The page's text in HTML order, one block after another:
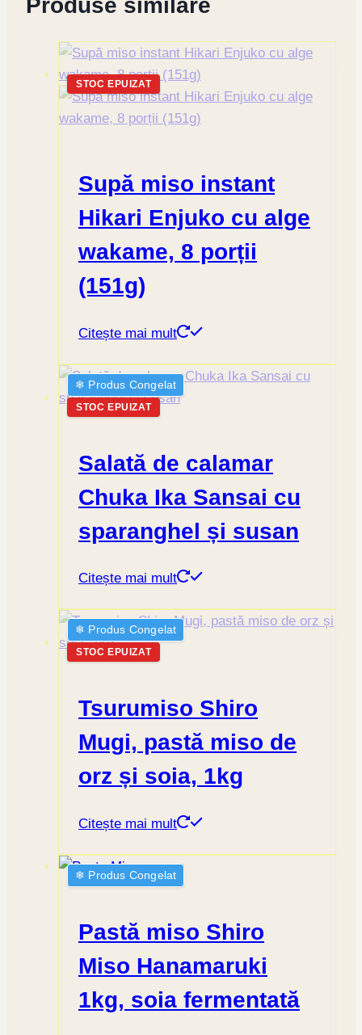
Produse similare
STOC EPUIZAT
Supă miso instant
Hikari Enjuko cu alge
wakame, 8 porții
(151g)
Citește mai mult
❄︎ Produs Congelat
STOC EPUIZAT
Salată de calamar
Chuka Ika Sansai cu
sparanghel și susan
Citește mai mult
❄︎ Produs Congelat
STOC EPUIZAT
Tsurumiso Shiro
Mugi, pastă miso de
orz și soia, 1kg
Citește mai mult
❄︎ Produs Congelat
Pastă miso Shiro
Miso Hanamaruki
1kg, soia fermentată